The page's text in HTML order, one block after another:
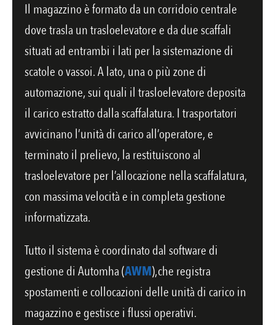
Il magazzino è formato da un corridoio centrale
dove trasla un trasloelevatore e da due scaffali
situati ad entrambi i lati per la sistemazione di
scatole o vassoi. A lato, una o più zone di
automazione, sui quali il trasloelevatore deposita
il carico estratto dalla scaffalatura. I trasportatori
avvicinano l’unità di carico all’operatore, e
terminato il prelievo, la restituiscono al
trasloelevatore per l’allocazione nella scaffalatura,
con massima velocità e in completa gestione
informatizzata.
Tutto il sistema è coordinato dal software di
gestione di Automha (AWM),che registra
spostamenti e collocazioni delle unità di carico in
magazzino e gestisce i flussi operativi.